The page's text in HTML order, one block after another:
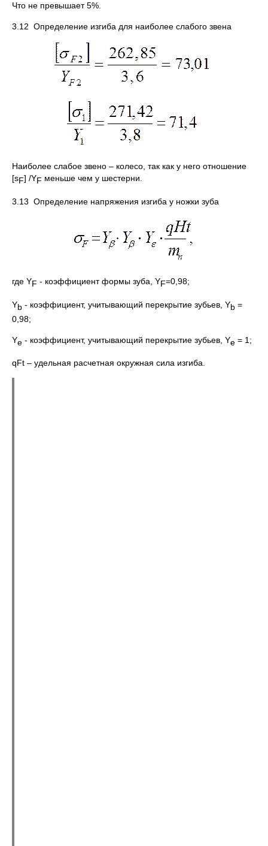
Что не превышает 5%.
3.12 Определение изгиба для наиболее слабого звена
Наиболее слабое звено – колесо, так как у него отношение
[sF] /YF меньше чем у шестерни.
3.13 Определение напряжения изгиба у ножки зуба
где YF - коэффициент формы зуба, YF=0,98;
Yb - коэффициент, учитывающий перекрытие зубьев, Yb =
0,98;
Ye - коэффициент, учитывающий перекрытие зубьев, Ye = 1;
qFt – удельная расчетная окружная сила изгиба.